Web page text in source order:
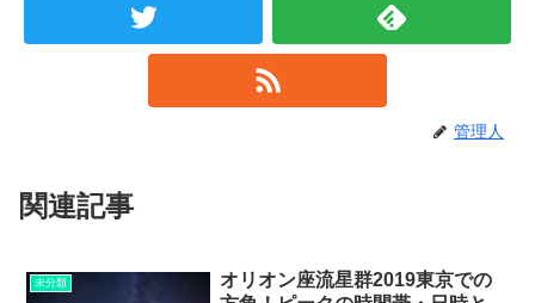
管理人
関連記事
未分類
オリオン座流星群2019東京での